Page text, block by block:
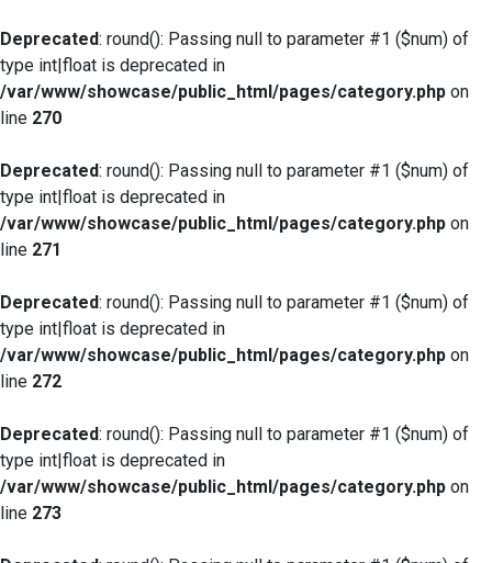
Deprecated: round(): Passing null to parameter #1 ($num) of
type int|float is deprecated in
/var/www/showcase/public_html/pages/category.php on
line 270
Deprecated: round(): Passing null to parameter #1 ($num) of
type int|float is deprecated in
/var/www/showcase/public_html/pages/category.php on
line 271
Deprecated: round(): Passing null to parameter #1 ($num) of
type int|float is deprecated in
/var/www/showcase/public_html/pages/category.php on
line 272
Deprecated: round(): Passing null to parameter #1 ($num) of
type int|float is deprecated in
/var/www/showcase/public_html/pages/category.php on
line 273